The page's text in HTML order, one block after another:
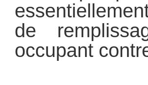
de
occupant